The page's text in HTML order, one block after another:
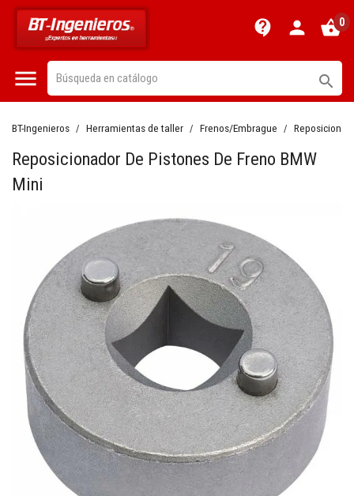
contact_support person shopping_basket0
 
BT-Ingenieros Herramientas de taller Frenos/Embrague
Reposicionador De Pistones De Freno BMW
Mini